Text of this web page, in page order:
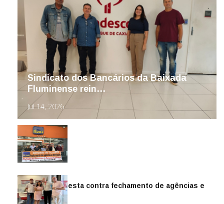
Sindicato dos Bancários da Baixada
Fluminense rein…
Jul 14, 2026
Sindicato protesta contra fechamento de agências e
as demiss…